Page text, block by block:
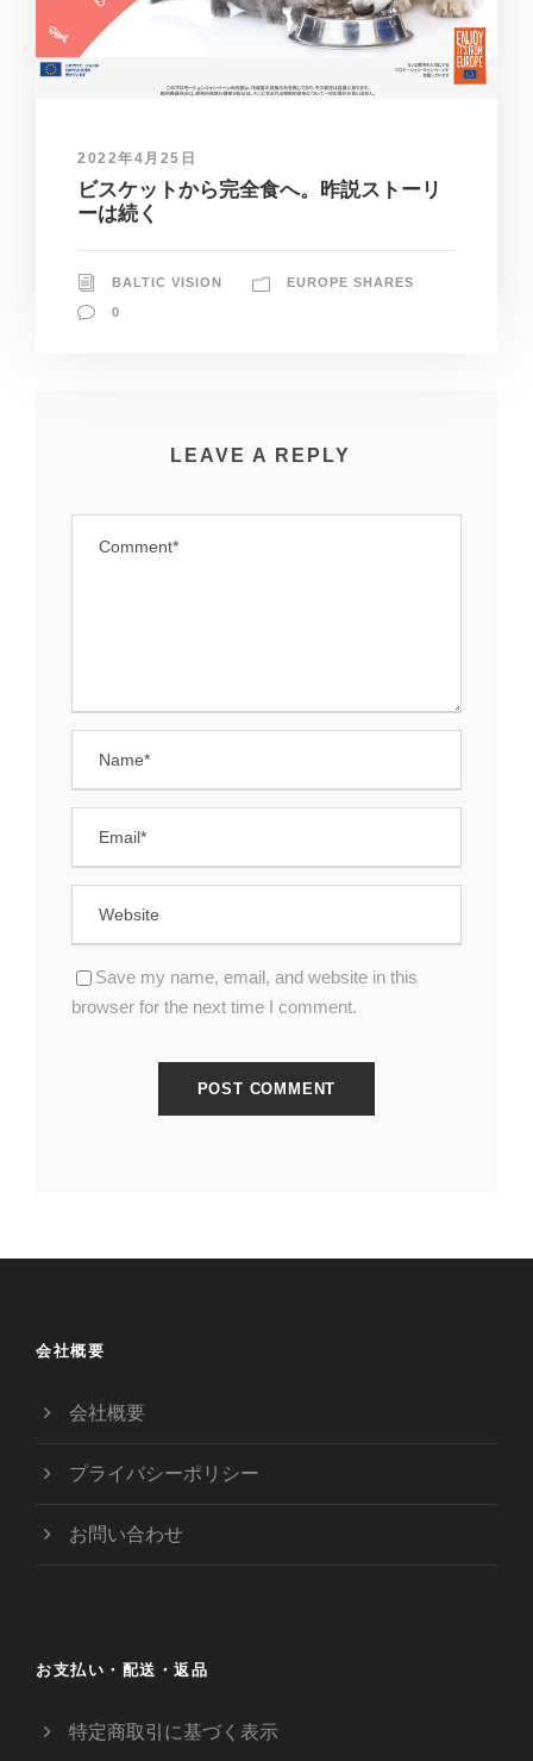
2022年4月25日
ビスケットから完全食へ。昨説ストーリ
ーは続く
BALTIC VISION EUROPE SHARES
0
LEAVE A REPLY
Save my name, email, and website in this
browser for the next time I comment.
会社概要
会社概要
プライバシーポリシー
お問い合わせ
お支払い・配送・返品
特定商取引に基づく表示